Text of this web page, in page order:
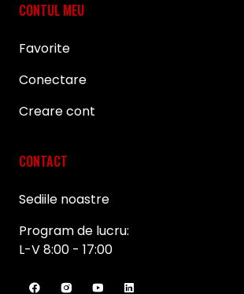
CONTUL MEU
Favorite
Conectare
Creare cont
CONTACT
Sediile noastre
Program de lucru:
L-V 8:00 - 17:00